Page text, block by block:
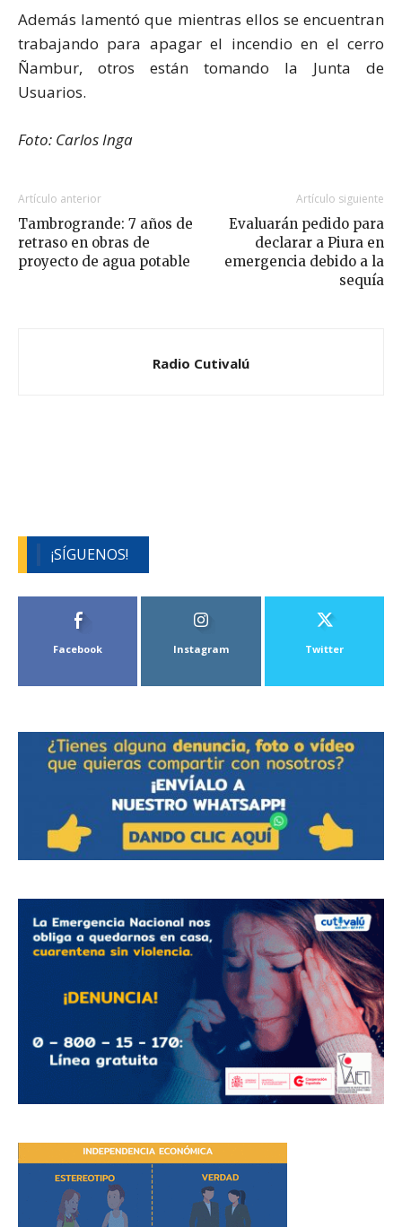
Además lamentó que mientras ellos se encuentran
trabajando para apagar el incendio en el cerro
Ñambur, otros están tomando la Junta de
Usuarios.
Foto: Carlos Inga
Artículo anterior
Tambrogrande: 7 años de
retraso en obras de
proyecto de agua potable
Artículo siguiente
Evaluarán pedido para
declarar a Piura en
emergencia debido a la
sequía
Radio Cutivalú
¡SÍGUENOS!